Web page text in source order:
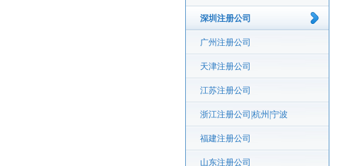
深圳注册公司
广州注册公司
天津注册公司
江苏注册公司
浙江注册公司|杭州|宁波
福建注册公司
山东注册公司